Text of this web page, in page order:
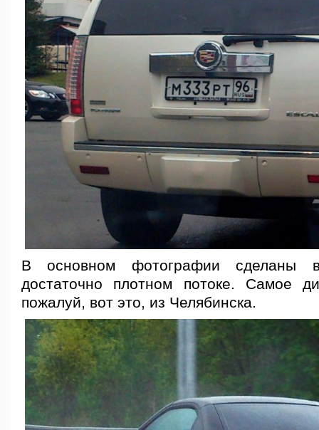
В основном фотографии сделаны
достаточно плотном потоке. Самое
пожалуй, вот это, из Челябинска.